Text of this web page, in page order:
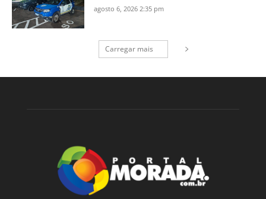
agosto 6, 2026 2:35 pm
Carregar mais